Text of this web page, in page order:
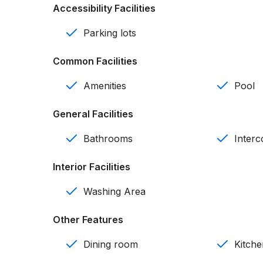
Accessibility Facilities
Parking lots
Common Facilities
Amenities Pool
General Facilities
Bathrooms
Interior Facilities
Washing Area
Other Features
Dining room